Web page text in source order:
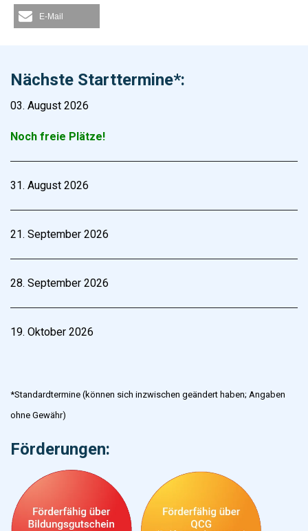
E-Mail
Nächste Starttermine*:
03. August 2026
Noch freie Plätze!
31. August 2026
21. September 2026
28. September 2026
19. Oktober 2026
*Standardtermine (können sich inzwischen geändert haben; Angaben
ohne Gewähr)
Förderungen: